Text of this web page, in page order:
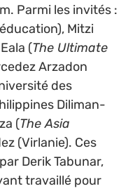
Parmi les invités :
Mitzi
(The Ultimate
Arzadon
des
Diliman-
(The Asia
(Virlanie). Ces
Derik Tabunar,
travaillé pour